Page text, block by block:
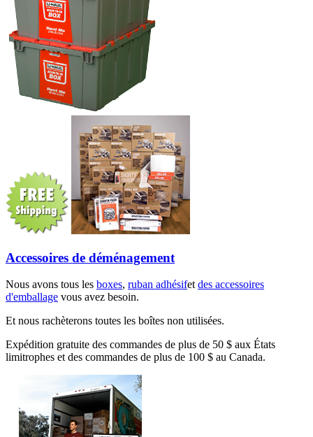
Accessoires de déménagement
Nous avons tous les boxes, ruban adhésifet des accessoires
d'emballage vous avez besoin.
Et nous rachèterons toutes les boîtes non utilisées.
Expédition gratuite des commandes de plus de 50 $ aux États
limitrophes et des commandes de plus de 100 $ au Canada.